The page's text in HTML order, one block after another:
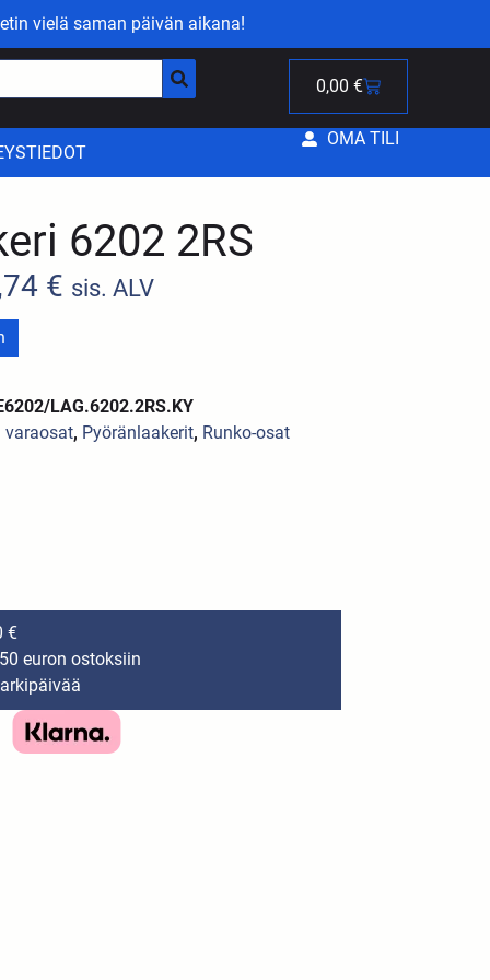
vielä saman päivän aikana!
0,00 €
OMA TILI
6202 2RS
€ sis. ALV
LAG.6202.2RS.KY
varaosat, Pyöränlaakerit, Runko-osat
€
euron ostoksiin